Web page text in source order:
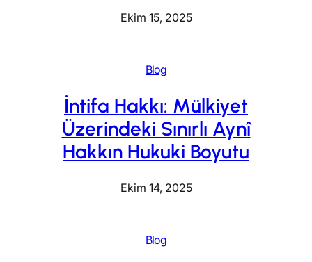
Ekim 15, 2025
Blog
İntifa Hakkı: Mülkiyet
Üzerindeki Sınırlı Aynî
Hakkın Hukuki Boyutu
Ekim 14, 2025
Blog